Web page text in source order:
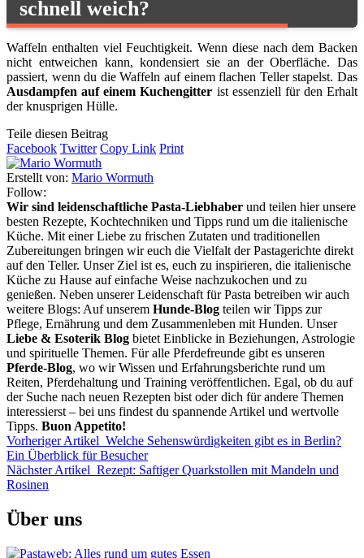
schnell weich?
Waffeln enthalten viel Feuchtigkeit. Wenn diese nach dem Backen
nicht entweichen kann, kondensiert sie an der Oberfläche. Das
passiert, wenn du die Waffeln auf einem flachen Teller stapelst. Das
Ausdampfen auf einem Kuchengitter ist essenziell für den Erhalt
der knusprigen Hülle.
Teile diesen Beitrag
Facebook Twitter Copy Link Print
Erstellt von: Mario Wormuth
Follow:
Wir sind leidenschaftliche Pasta-Liebhaber und teilen hier unsere
besten Rezepte, Kochtechniken und Tipps rund um die italienische
Küche. Mit einer Liebe zu frischen Zutaten und traditionellen
Zubereitungen bringen wir euch die Vielfalt der Pastagerichte direkt
auf den Teller. Unser Ziel ist es, euch zu inspirieren, die italienische
Küche zu Hause auf einfache Weise nachzukochen und zu
genießen. Neben unserer Leidenschaft für Pasta betreiben wir auch
weitere Blogs: Auf unserem Hunde-Blog teilen wir Tipps zur
Pflege, Ernährung und dem Zusammenleben mit Hunden. Unser
Liebe & Esoterik Blog bietet Einblicke in Beziehungen, Astrologie
und spirituelle Themen. Für alle Pferdefreunde gibt es unseren
Pferde-Blog, wo wir Wissen und Erfahrungsberichte rund um
Reiten, Pferdehaltung und Training veröffentlichen. Egal, ob du auf
der Suche nach neuen Rezepten bist oder dich für andere Themen
interessierst – bei uns findest du spannende Artikel und wertvolle
Tipps. Buon Appetito!
Vorheriger Artikel Welche Sehenswürdigkeiten gibt es in Berlin?
Ein Überblick für Besucher
Nächster Artikel Rezept: Saftiger Quarkstollen mit Mandeln und
Rosinen
Über uns